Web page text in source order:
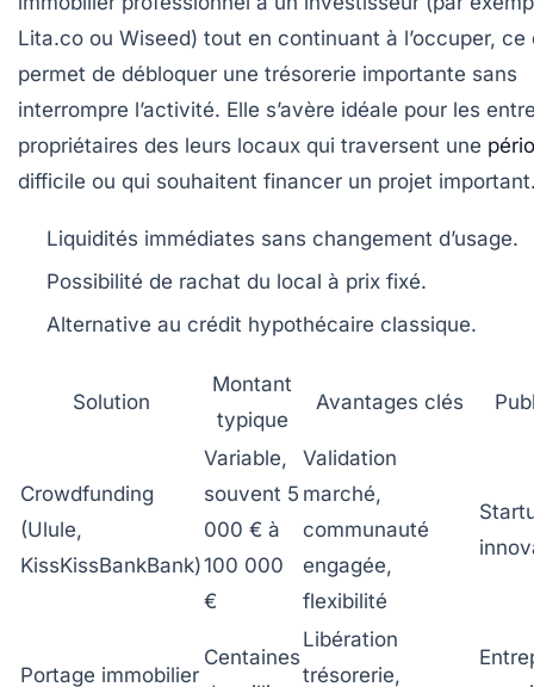
Lita.co ou Wiseed) tout en continuant à l’occuper, ce
permet de débloquer une trésorerie importante sans
interrompre l’activité. Elle s’avère idéale pour les
propriétaires des leurs locaux qui traversent une
difficile ou qui souhaitent financer un projet
Liquidités immédiates sans changement d’usage.
Possibilité de rachat du local à prix fixé.
Alternative au crédit hypothécaire classique.
Solution
Montant
typique
Avantages clés
Crowdfunding
(Ulule,
KissKissBankBank)
Variable,
souvent 5
000 € à
100 000
€
Validation
marché,
communauté
engagée,
flexibilité
Portage immobilier
Centaines
Libération
trésorerie,